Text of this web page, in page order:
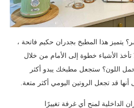
يتميز هذا المطبخ بجدران حكيم فاتحة ،
تأخذ الأشياء خطوة إلى الأمام من خلال
تحمل اللون؟ ستجعل مطبخك يبدو أكثر
أنها قد تجعل الروتين اليومي أكثر متعة.
الداخلية لمنح أي غرفة تغييرًا